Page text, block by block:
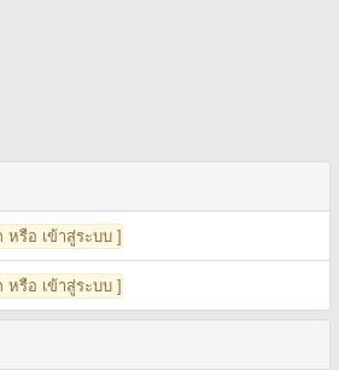
รือ เข้าสู่ระบบ ]
รือ เข้าสู่ระบบ ]